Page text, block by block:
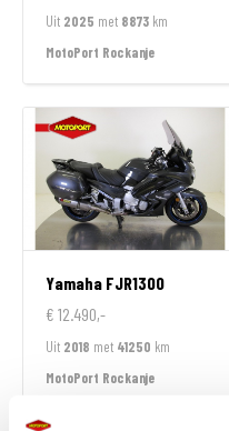
Uit 2025 met 8873 km
MotoPort Rockanje
Yamaha FJR1300
€ 12.490,-
Uit 2018 met 41250 km
MotoPort Rockanje